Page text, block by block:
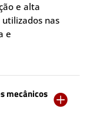
e alta
nas
e
mecânicos 